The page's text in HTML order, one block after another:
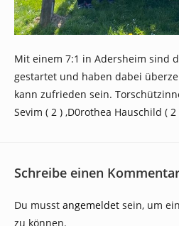
Mit einem 7:1 in Adersheim sind
gestartet und haben dabei
kann zufrieden sein.
Sevim ( 2 ) ,D0rothea Hauschild ( 2
Schreibe einen
Du musst angemeldet sein, um
zu können.